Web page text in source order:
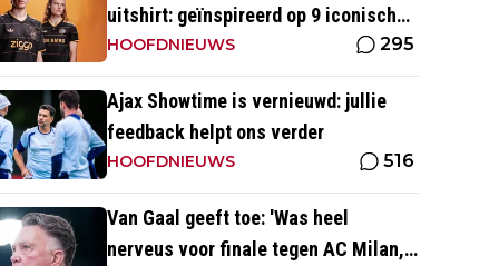
uitshirt: geïnspireerd op 9 iconische
momenten uit clubhistorie
HOOFDNIEUWS 295
Ajax Showtime is vernieuwd: jullie
feedback helpt ons verder
HOOFDNIEUWS 516
Van Gaal geeft toe: 'Was heel
nerveus voor finale tegen AC Milan,